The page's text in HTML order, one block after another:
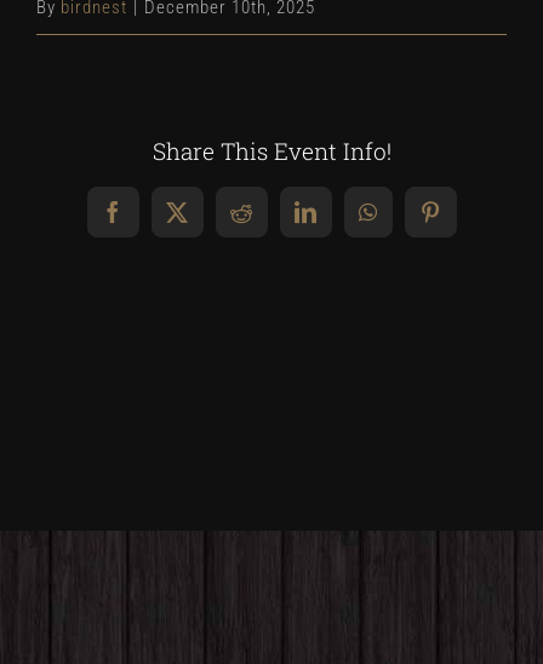
By birdnest December 10th, 2025
Share This Event Info!
Facebook
X RedditLinkedInWhatsAppPinterest